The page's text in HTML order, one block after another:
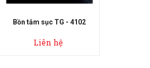
Bồn tắm sục TG - 4701
Liên hệ